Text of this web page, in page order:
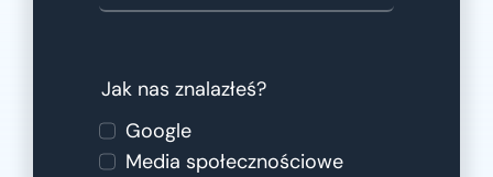
Jak nas znalazłeś?
Google
Media społecznościowe